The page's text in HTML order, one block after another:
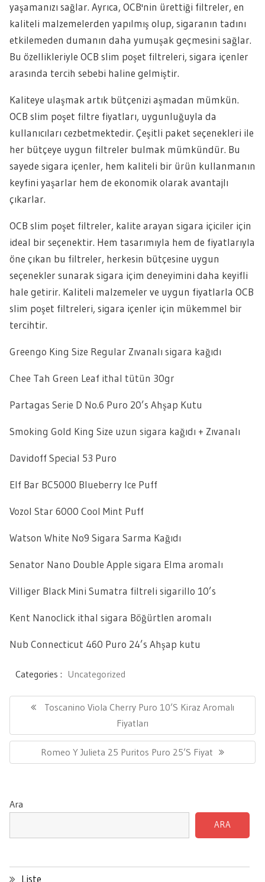
yaşamanızı sağlar. Ayrıca, OCB'nin ürettiği filtreler, en
kaliteli malzemelerden yapılmış olup, sigaranın tadını
etkilemeden dumanın daha yumuşak geçmesini sağlar.
Bu özellikleriyle OCB slim poşet filtreleri, sigara içenler
arasında tercih sebebi haline gelmiştir.
Kaliteye ulaşmak artık bütçenizi aşmadan mümkün.
OCB slim poşet filtre fiyatları, uygunluğuyla da
kullanıcıları cezbetmektedir. Çeşitli paket seçenekleri ile
her bütçeye uygun filtreler bulmak mümkündür. Bu
sayede sigara içenler, hem kaliteli bir ürün kullanmanın
keyfini yaşarlar hem de ekonomik olarak avantajlı
çıkarlar.
OCB slim poşet filtreler, kalite arayan sigara içiciler için
ideal bir seçenektir. Hem tasarımıyla hem de fiyatlarıyla
öne çıkan bu filtreler, herkesin bütçesine uygun
seçenekler sunarak sigara içim deneyimini daha keyifli
hale getirir. Kaliteli malzemeler ve uygun fiyatlarla OCB
slim poşet filtreleri, sigara içenler için mükemmel bir
tercihtir.
Greengo King Size Regular Zıvanalı sigara kağıdı
Chee Tah Green Leaf ithal tütün 30gr
Partagas Serie D No.6 Puro 20’s Ahşap Kutu
Smoking Gold King Size uzun sigara kağıdı + Zıvanalı
Davidoff Special 53 Puro
Elf Bar BC5000 Blueberry Ice Puff
Vozol Star 6000 Cool Mint Puff
Watson White No9 Sigara Sarma Kağıdı
Senator Nano Double Apple sigara Elma aromalı
Villiger Black Mini Sumatra filtreli sigarillo 10’s
Kent Nanoclick ithal sigara Böğürtlen aromalı
Nub Connecticut 460 Puro 24’s Ahşap kutu
Categories : Uncategorized
gezinmesiPrevious
Toscanino Viola Cherry Puro 10’s Kiraz Aromalı
Fiyatları
Next
Post:
Romeo Y Julieta 25 Puritos Puro 25’s Fiyat
Ara
ARA
Liste